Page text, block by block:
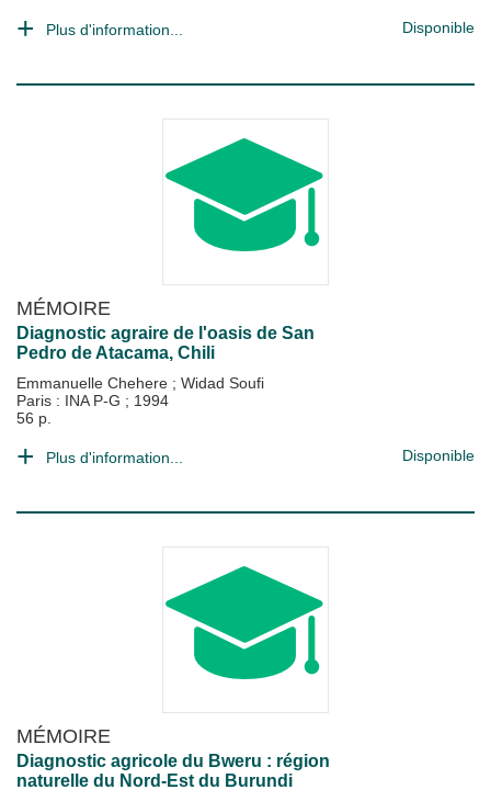
Plus d'information... Disponible
MÉMOIRE
Diagnostic agraire de l'oasis de San
Pedro de Atacama, Chili
Emmanuelle Chehere ; Widad Soufi
Paris : INA P-G ; 1994
56 p.
Plus d'information... Disponible
MÉMOIRE
Diagnostic agricole du Bweru : région
naturelle du Nord-Est du Burundi